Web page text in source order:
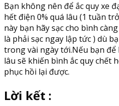
Bạn không nên để ắc quy xe
hết điện 0% quá lâu (1 tuần
này bạn hãy sạc cho bình
là phải sạc ngay lập tức ) dù
trong vài ngày tới.Nếu bạn
lâu sẽ khiến bình ắc quy chết
phục hồi lại được.
Lời kết :